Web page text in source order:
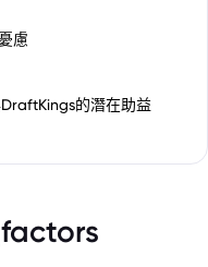
慮
的潛在助益